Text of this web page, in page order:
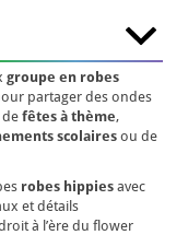
groupe en robes
partager des ondes
defêtes à thème,
scolaires ou de
robes hippies avec
et détails
à l’ère du flower